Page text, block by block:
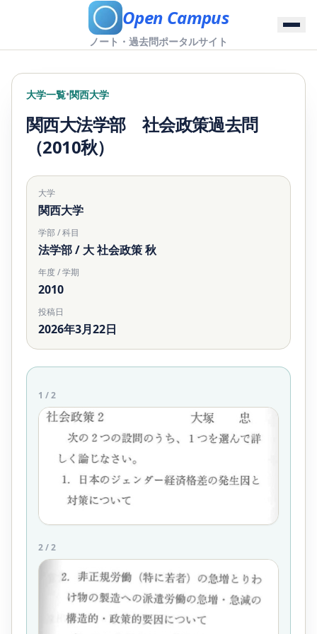
Open Campus
ノート・過去問ポータルサイト
大学一覧•関西大学
関西大法学部 社会政策過去問
（2010秋）
大学
関西大学
学部 / 科目
法学部 / 大 社会政策 秋
年度 / 学期
2010
投稿日
2026年3月22日
1 /2
2/2